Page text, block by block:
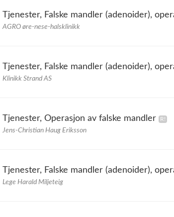
Tjenester, Falske mandler (adenoider),
AGRO øre-nese-halsklinikk
Tjenester, Falske mandler (adenoider),
Klinikk Strand AS
Tjenester, Operasjon av falske mandler
Jens-Christian Haug Eriksson
Tjenester, Falske mandler (adenoider),
Lege Harald Miljeteig